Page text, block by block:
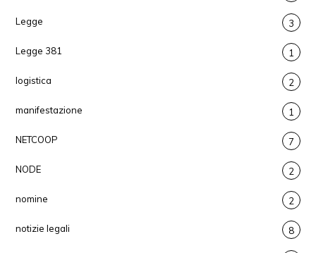
Legge 3
Legge 381 1
logistica 2
manifestazione 1
NETCOOP 7
NODE 2
nomine 2
notizie legali 8